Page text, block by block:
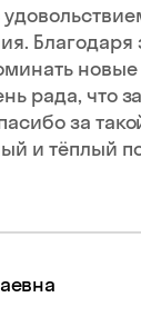
Благодаря
новые
рада, что
за
и тёплый